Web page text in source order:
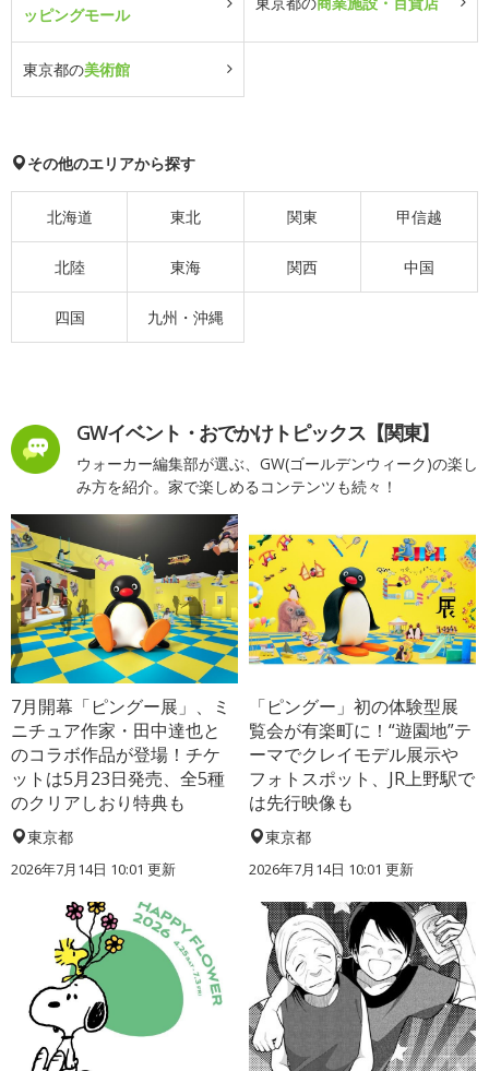
ッピングモール
東京都の美術館
その他のエリアから探す
北海道 東北 関東 甲信越
北陸 東海 関西 中国
四国 九州・沖縄
GWイベント・おでかけトピックス【関東】
ウォーカー編集部が選ぶ、GW(ゴールデンウィーク)の楽し
み方を紹介。家で楽しめるコンテンツも続々！
7月開幕「ピングー展」、ミ
ニチュア作家・田中達也と
のコラボ作品が登場！チケ
ットは5月23日発売、全5種
のクリアしおり特典も
東京都
2026年7月14日 10:01 更新
「ピングー」初の体験型展
覧会が有楽町に！“遊園地”テ
ーマでクレイモデル展示や
フォトスポット、JR上野駅で
は先行映像も
東京都
2026年7月14日 10:01 更新